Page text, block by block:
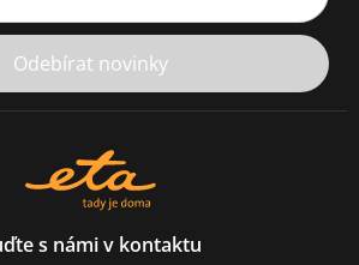
Odebírat novinky
s námi v kontaktu